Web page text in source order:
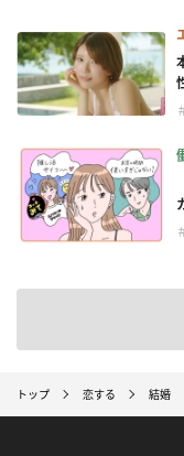
トップ 恋する 結婚